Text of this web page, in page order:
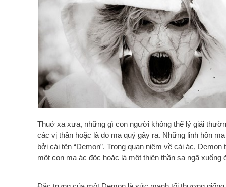
Thuở xa xưa, những gì con người không thể lý giải
các vị thần hoặc là do ma quỷ gây ra. Những linh hồn
bởi cái tên “Demon”. Trong quan niệm về cái ác,
một con ma ác độc hoặc là một thiên thần sa ngã xuống